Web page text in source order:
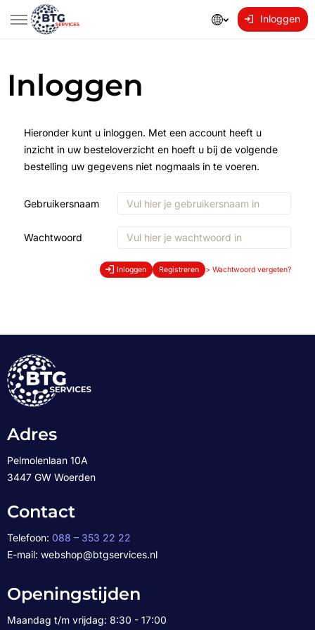
Inloggen
Inloggen
Hieronder kunt u inloggen. Met een account heeft u
inzicht in uw besteloverzicht en hoeft u bij de volgende
bestelling uw gegevens niet nogmaals in te voeren.
Gebruikersnaam
Wachtwoord
Inloggen Registreren > Wachtwoord vergeten?
Adres
Pelmolenlaan 10A
3447 GW Woerden
Contact
Telefoon: 088 – 353 22 22
E-mail: webshop@btgservices.nl
Openingstijden
Maandag t/m vrijdag: 8:30 - 17:00